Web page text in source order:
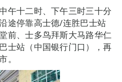
午十二时、下午三时三十分
途停靠高士德/连胜巴士站
前、士多鸟拜斯大马路华仁
士站（中国银行门口），再
。